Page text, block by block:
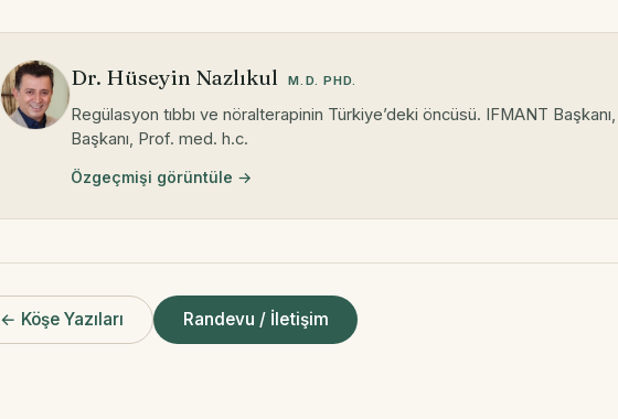
Dr. Hüseyin Nazlıkul M.D. PHD.
Regülasyon tıbbı ve nöralterapinin Türkiye’deki öncüsü. IFMANT
Başkanı, Prof. med. h.c.
Özgeçmişi görüntüle →
← Köşe Yazıları Randevu / İletişim